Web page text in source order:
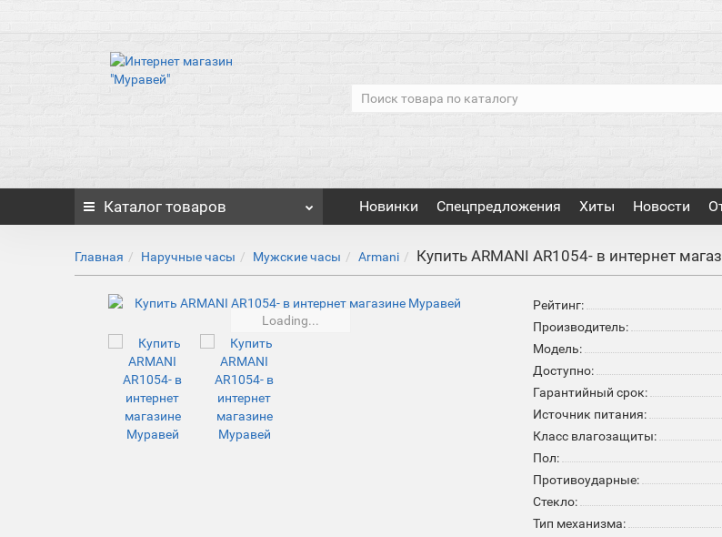
Каталог товаров Новинки Спецпредложения Хиты Новости
Главная Наручные часы Мужские часы Armani Купить ARMANI AR1054- в интернет
Loading...
Рейтинг:
Производитель:
Модель:
Доступно:
Гарантийный срок:
Источник питания:
Класс влагозащиты:
Пол:
Противоударные:
Стекло:
Тип механизма: